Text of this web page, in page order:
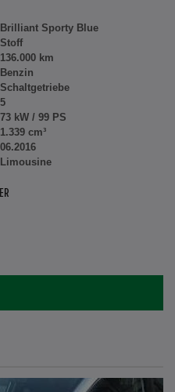
Brilliant Sporty Blue
Stoff
136.000 km
Benzin
Schaltgetriebe
5
73 kW / 99 PS
1.339 cm³
06.2016
Limousine